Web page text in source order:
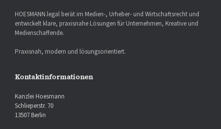
HOESMANN.legal berät im Medien-, Urheber- und Wirtschaftsrecht und
entwickelt klare, praxisnahe Lösungen für Unternehmen, Kreative und
Medienschaffende.
Praxisnah, modern und lösungsorientiert.
Kontaktinformationen
Kanzlei Hoesmann
Schlieperstr. 70
13507 Berlin